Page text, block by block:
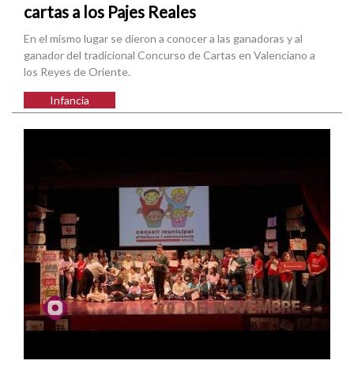
cartas a los Pajes Reales
En el mismo lugar se dieron a conocer a las ganadoras y al
ganador del tradicional Concurso de Cartas en Valenciano a
los Reyes de Oriente.
Infancia